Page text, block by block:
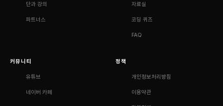
단과 강의
파트너스
자료실
코딩 퀴즈
FAQ
커뮤니티
유튜브
네이버 카페
정책
개인정보처리방침
이용약관